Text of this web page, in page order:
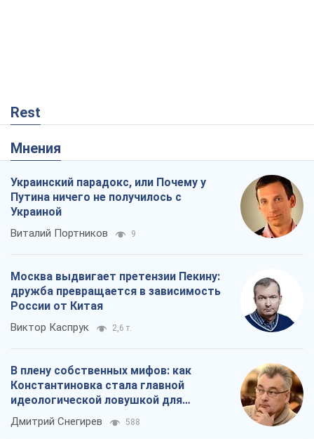
Rest
Мнения
Украинский парадокс, или Почему у
Путина ничего не получилось с
Украиной
Виталий Портников 9
Москва выдвигает претензии Пекину:
дружба превращается в зависимость
России от Китая
Виктор Каспрук 2,6 т.
В плену собственных мифов: как
Константиновка стала главной
идеологической ловушкой для
российских оккупантов
Дмитрий Снегирев 588